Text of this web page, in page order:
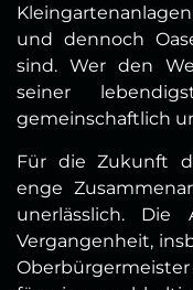
und dennoch
sind. Wer den
seiner
gemeinschaftlich
Für die Zukunft
enge
unerlässlich.
Vergangenheit,